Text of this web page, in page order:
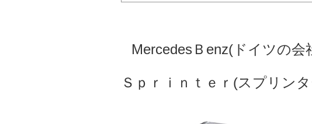
MercedesＢenz(ドイツの
Ｓｐｒｉｎｔｅｒ(スプリン